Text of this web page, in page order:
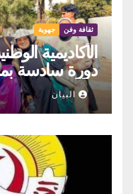
ثقافة وفن جهوية
الأكاديمية
دورة سادسة
المنستير
البيان